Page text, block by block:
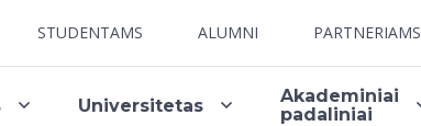
STUDENTAMS ALUMNI PARTNERIAMS
Universitetas
Akademiniai
padaliniai